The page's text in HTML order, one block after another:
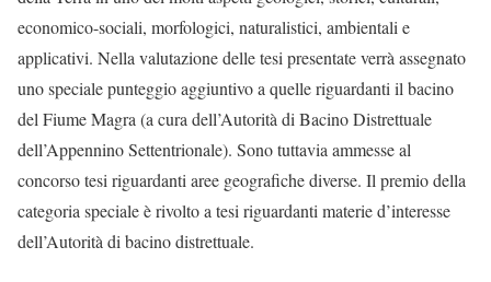
economico-sociali, morfologici, naturalistici, ambientali e
applicativi. Nella valutazione delle tesi presentate verrà assegnato
uno speciale punteggio aggiuntivo a quelle riguardanti il bacino
del Fiume Magra (a cura dell’Autorità di Bacino Distrettuale
dell’Appennino Settentrionale). Sono tuttavia ammesse al
concorso tesi riguardanti aree geografiche diverse. Il premio della
categoria speciale è rivolto a tesi riguardanti materie d’interesse
dell’Autorità di bacino distrettuale.